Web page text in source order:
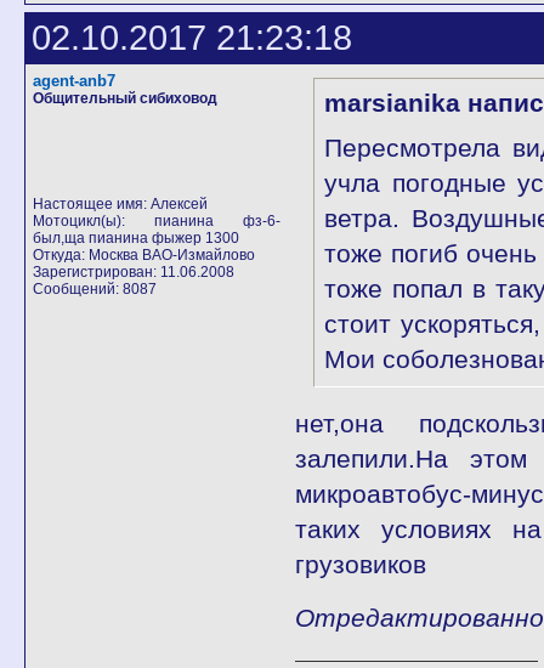
02.10.2017 21:23:18
agent-anb7
Общительный сибиховод
Настоящее имя: Алексей
Мотоцикл(ы): пианина фз-6-
был,ща пианина фыжер 1300
Откуда: Москва ВАО-Измайлово
Зарегистрирован: 11.06.2008
Сообщений: 8087
marsianika
Пересмотрела
учла погодные
ветра.
тоже погиб
тоже попал в
стоит
Мои
нет,она
залепили.На
микроавтобус-
таких условиях
грузовиков